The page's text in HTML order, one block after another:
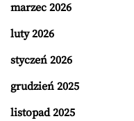
marzec 2026
luty 2026
styczeń 2026
grudzień 2025
listopad 2025